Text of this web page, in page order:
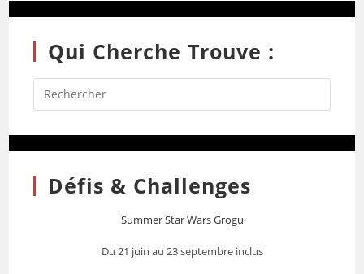
Qui Cherche Trouve :
Défis & Challenges
Summer Star Wars Grogu
Du 21 juin au 23 septembre inclus